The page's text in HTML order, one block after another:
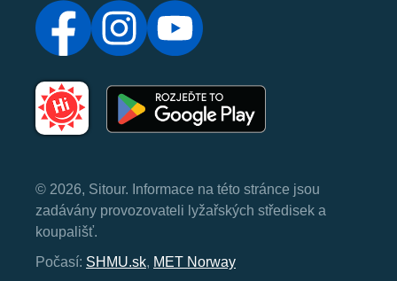
© 2026, Sitour. Informace na této stránce jsou
zadávány provozovateli lyžařských středisek a
koupališť.
Počasí: SHMU.sk, MET Norway